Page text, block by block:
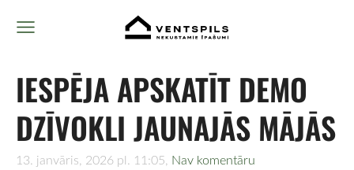
IESPĒJA APSKATĪT DEMO
DZĪVOKLI JAUNAJĀS MĀJĀS
13. janvāris, 2026 pl. 11:05, Nav komentāru